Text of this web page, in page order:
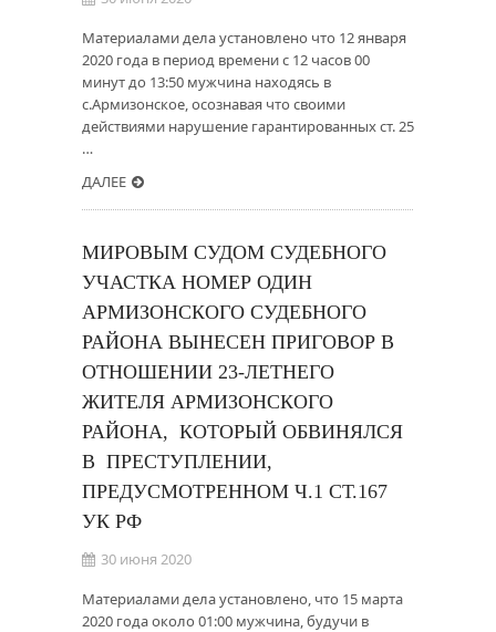
Материалами дела установлено что 12 января
2020 года в период времени с 12 часов 00
минут до 13:50 мужчина находясь в
с.Армизонское, осознавая что своими
действиями нарушение гарантированных ст. 25
…
ДАЛЕЕ
МИРОВЫМ СУДОМ СУДЕБНОГО
УЧАСТКА НОМЕР ОДИН
АРМИЗОНСКОГО СУДЕБНОГО
РАЙОНА ВЫНЕСЕН ПРИГОВОР В
ОТНОШЕНИИ 23-ЛЕТНЕГО
ЖИТЕЛЯ АРМИЗОНСКОГО
РАЙОНА, КОТОРЫЙ ОБВИНЯЛСЯ
В ПРЕСТУПЛЕНИИ,
ПРЕДУСМОТРЕННОМ Ч.1 СТ.167
УК РФ
30 июня 2020
Материалами дела установлено, что 15 марта
2020 года около 01:00 мужчина, будучи в